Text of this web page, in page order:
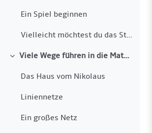
Ein Spiel beginnen
Vielleicht möchtest du das Steinchenspiel noch etw...
Einklappen
Viele Wege führen in die Mathematik
Das Haus vom Nikolaus
Liniennetze
Ein großes Netz